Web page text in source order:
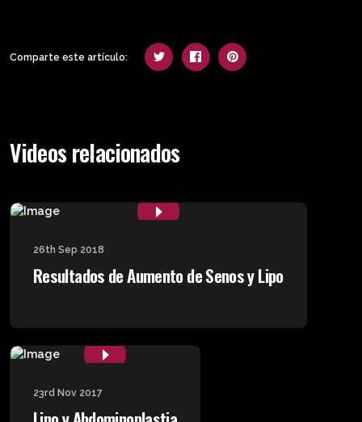
Comparte este artículo:
Videos relacionados
26th Sep 2018
Resultados de Aumento de Senos y Lipo
23rd Nov 2017